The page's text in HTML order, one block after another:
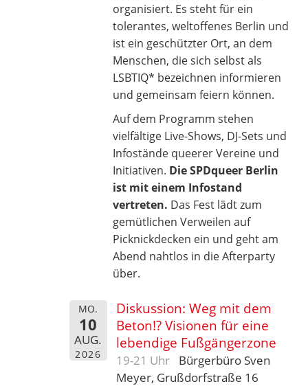
organisiert. Es steht für ein
tolerantes, weltoffenes Berlin und
ist ein geschützter Ort, an dem
Menschen, die sich selbst als
LSBTIQ* bezeichnen informieren
und gemeinsam feiern können.
Auf dem Programm stehen
vielfältige Live-Shows, DJ-Sets und
Infostände queerer Vereine und
Initiativen. Die SPDqueer Berlin
ist mit einem Infostand
vertreten. Das Fest lädt zum
gemütlichen Verweilen auf
Picknickdecken ein und geht am
Abend nahtlos in die Afterparty
über.
MO.
10
AUG.
2026
Diskussion: Weg mit dem
Beton!? Visionen für eine
lebendige Fußgängerzone
19-21 Uhr
Bürgerbüro Sven
Meyer, Grußdorfstraße 16